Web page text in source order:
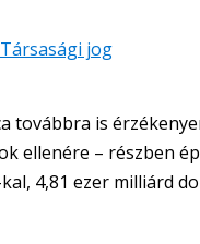
jog
továbbra is
ellenére – részben
4,81 ezer milliárd